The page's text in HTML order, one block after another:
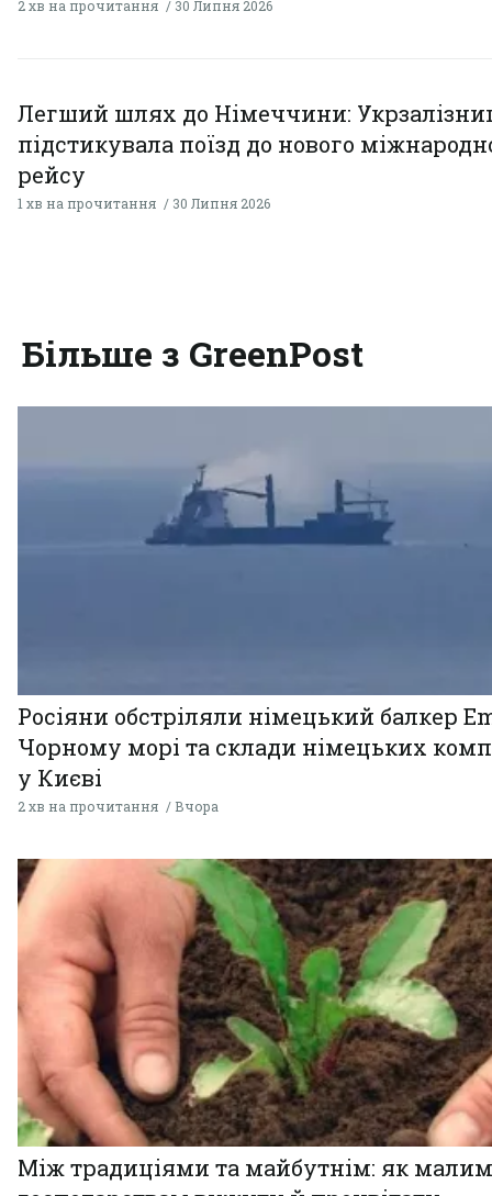
2 хв на прочитання 30 Липня 2026
Легший шлях до Німеччини:
підстикувала поїзд до нового
рейсу
1 хв на прочитання 30 Липня 2026
Більше з GreenPost
Росіяни обстріляли німецький балкер
Чорному морі та склади німецьких
у Києві
2 хв на прочитання Вчора
Між традиціями та майбутнім: як малим